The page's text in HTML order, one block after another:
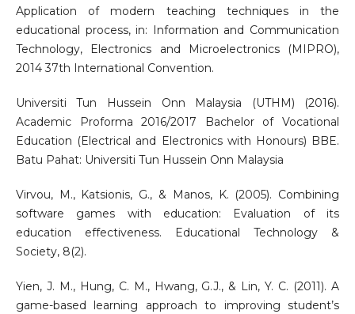
Application of modern teaching techniques in the
educational process, in: Information and Communication
Technology, Electronics and Microelectronics (MIPRO),
2014 37th International Convention.
Universiti Tun Hussein Onn Malaysia (UTHM) (2016).
Academic Proforma 2016/2017 Bachelor of Vocational
Education (Electrical and Electronics with Honours) BBE.
Batu Pahat: Universiti Tun Hussein Onn Malaysia
Virvou, M., Katsionis, G., & Manos, K. (2005). Combining
software games with education: Evaluation of its
education effectiveness. Educational Technology &
Society, 8(2).
Yien, J. M., Hung, C. M., Hwang, G.J., & Lin, Y. C. (2011). A
game-based learning approach to improving student’s